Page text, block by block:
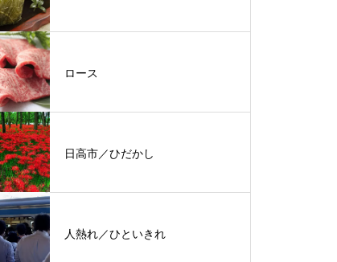
ロース
日高市／ひだかし
人熱れ／ひといきれ